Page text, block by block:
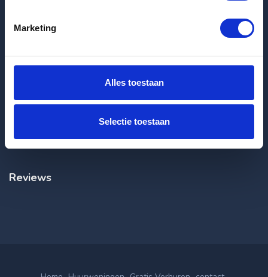
Marketing
Alles toestaan
Selectie toestaan
Herroepingsrecht
Algemene voorwaarden
Reviews